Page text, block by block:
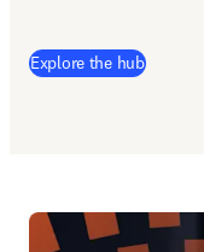
Explore the hub